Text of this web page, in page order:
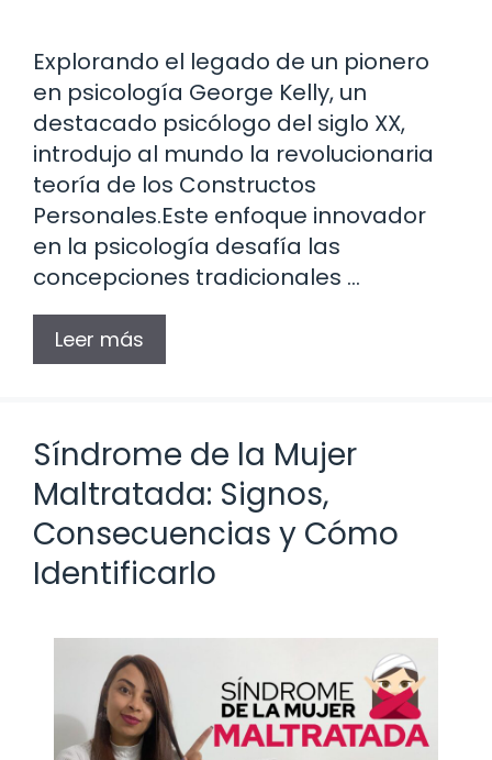
Explorando el legado de un pionero
en psicología George Kelly, un
destacado psicólogo del siglo XX,
introdujo al mundo la revolucionaria
teoría de los Constructos
Personales.Este enfoque innovador
en la psicología desafía las
concepciones tradicionales …
Leer más
Síndrome de la Mujer
Maltratada: Signos,
Consecuencias y Cómo
Identificarlo